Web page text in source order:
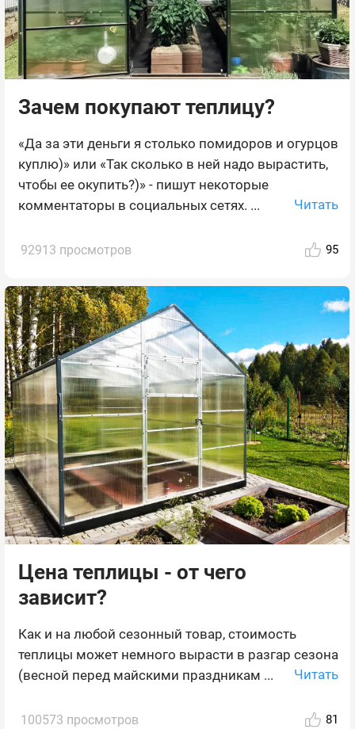
Зачем покупают теплицу?
«Да за эти деньги я столько помидоров и огурцов
куплю)» или «Так сколько в ней надо вырастить,
чтобы ее окупить?)» - пишут некоторые
комментаторы в социальных сетях. ...
Читать
92913 просмотров 95
Цена теплицы - от чего
зависит?
Как и на любой сезонный товар, стоимость
теплицы может немного вырасти в разгар сезона
(весной перед майскими праздникам ...
Читать
100573 просмотров 81